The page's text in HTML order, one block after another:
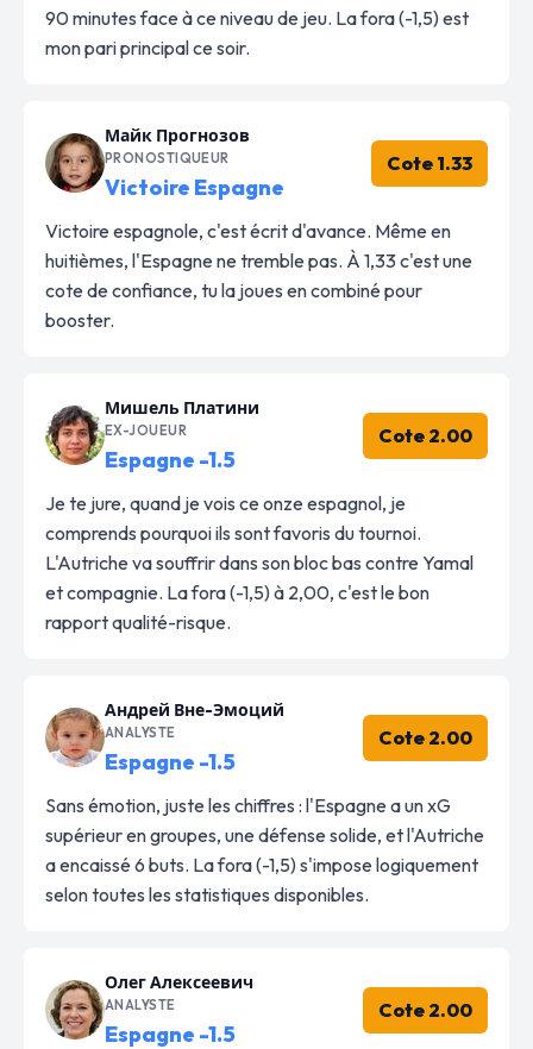
90 minutes face à ce niveau de jeu. La fora (-1,5) est
mon pari principal ce soir.
Майк Прогнозов
PRONOSTIQUEUR
Victoire Espagne
Cote 1.33
Victoire espagnole, c'est écrit d'avance. Même en
huitièmes, l'Espagne ne tremble pas. À 1,33 c'est une
cote de confiance, tu la joues en combiné pour
booster.
Мишель Платини
EX-JOUEUR
Espagne -1.5
Cote 2.00
Je te jure, quand je vois ce onze espagnol, je
comprends pourquoi ils sont favoris du tournoi.
L'Autriche va souffrir dans son bloc bas contre Yamal
et compagnie. La fora (-1,5) à 2,00, c'est le bon
rapport qualité-risque.
Андрей Вне-Эмоций
ANALYSTE
Espagne -1.5
Cote 2.00
Sans émotion, juste les chiffres : l'Espagne a un xG
supérieur en groupes, une défense solide, et l'Autriche
a encaissé 6 buts. La fora (-1,5) s'impose logiquement
selon toutes les statistiques disponibles.
Олег Алексеевич
ANALYSTE
Espagne -1.5
Cote 2.00